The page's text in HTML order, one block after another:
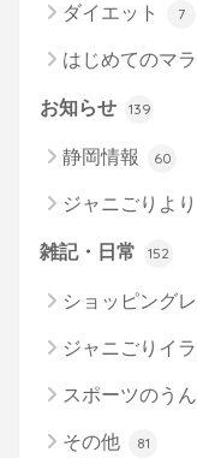
ダイエット 7
はじめてのマ
お知らせ 139
静岡情報 60
ジャニごりより
雑記・日常 152
ショッピング
ジャニごりイ
スポーツのう
その他 81